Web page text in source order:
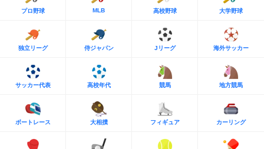
プロ野球 MLB 高校野球 大学野球
独立リーグ 侍ジャパン Jリーグ 海外サッカー
サッカー代表 高校年代 競馬 地方競馬
ボートレース 大相撲 フィギュア カーリング